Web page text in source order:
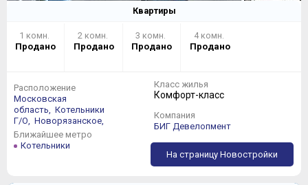
Квартиры
1 комн.
Продано
2 комн.
Продано
3 комн.
Продано
4 комн.
Продано
Расположение
Московская
область,
Котельники
Г/О,
Новорязанское,
Ближайшее метро
Котельники
Класс жилья
Комфорт-класс
Компания
БИГ Девелопмент
На страницу Новостройки